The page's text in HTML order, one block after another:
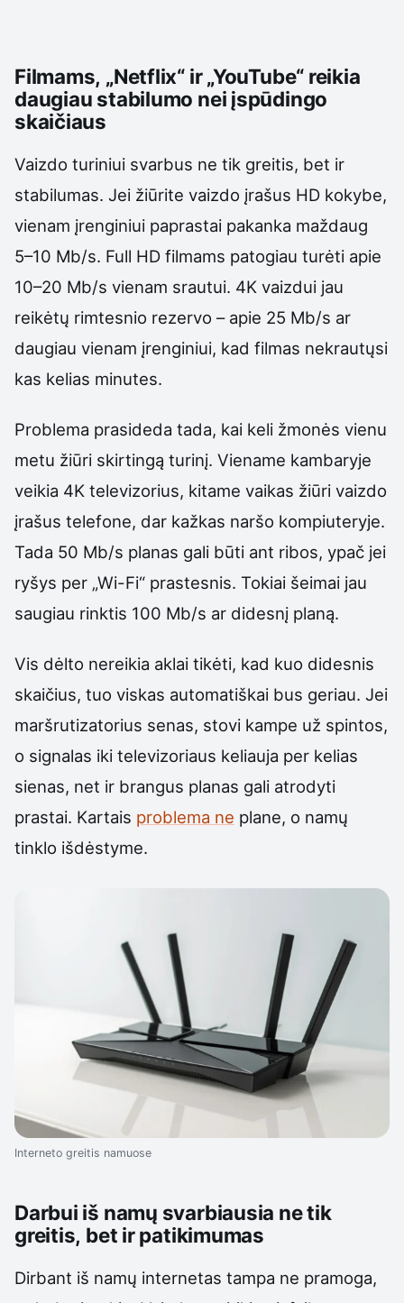
Filmams, „Netflix“ ir „YouTube“ reikia
daugiau stabilumo nei įspūdingo
skaičiaus
Vaizdo turiniui svarbus ne tik greitis, bet ir
stabilumas. Jei žiūrite vaizdo įrašus HD kokybe,
vienam įrenginiui paprastai pakanka maždaug
5–10 Mb/s. Full HD filmams patogiau turėti apie
10–20 Mb/s vienam srautui. 4K vaizdui jau
reikėtų rimtesnio rezervo – apie 25 Mb/s ar
daugiau vienam įrenginiui, kad filmas nekrautųsi
kas kelias minutes.
Problema prasideda tada, kai keli žmonės vienu
metu žiūri skirtingą turinį. Viename kambaryje
veikia 4K televizorius, kitame vaikas žiūri vaizdo
įrašus telefone, dar kažkas naršo kompiuteryje.
Tada 50 Mb/s planas gali būti ant ribos, ypač jei
ryšys per „Wi-Fi“ prastesnis. Tokiai šeimai jau
saugiau rinktis 100 Mb/s ar didesnį planą.
Vis dėlto nereikia aklai tikėti, kad kuo didesnis
skaičius, tuo viskas automatiškai bus geriau. Jei
maršrutizatorius senas, stovi kampe už spintos,
o signalas iki televizoriaus keliauja per kelias
sienas, net ir brangus planas gali atrodyti
prastai. Kartais problema ne plane, o namų
tinklo išdėstyme.
Interneto greitis namuose
Darbui iš namų svarbiausia ne tik
greitis, bet ir patikimumas
Dirbant iš namų internetas tampa ne pramoga,